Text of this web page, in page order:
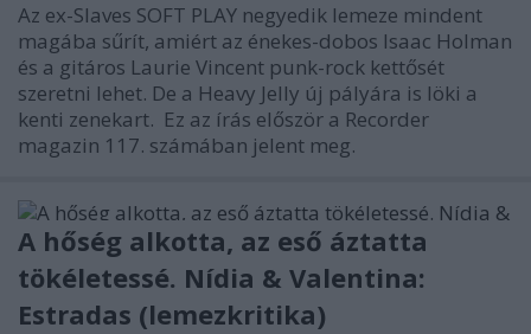
Az ex-Slaves SOFT PLAY negyedik lemeze mindent
magába sűrít, amiért az énekes-dobos Isaac Holman
és a gitáros Laurie Vincent punk-rock kettősét
szeretni lehet. De a Heavy Jelly új pályára is löki a
kenti zenekart. Ez az írás először a Recorder
magazin 117. számában jelent meg.
A hőség alkotta, az eső áztatta
tökéletessé. Nídia & Valentina:
Estradas (lemezkritika)